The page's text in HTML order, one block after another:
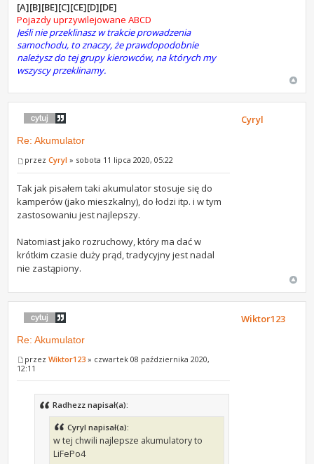
[A][B][BE][C][CE][D][DE]
Pojazdy uprzywilejowane ABCD
Jeśli nie przeklinasz w trakcie prowadzenia
samochodu, to znaczy, że prawdopodobnie
należysz do tej grupy kierowców, na których my
wszyscy przeklinamy.
Re: Akumulator
przezCyryl » sobota 11 lipca 2020, 05:22
Tak jak pisałem taki akumulator stosuje się do
kamperów (jako mieszkalny), do łodzi itp. i w tym
zastosowaniu jest najlepszy.
Natomiast jako rozruchowy, który ma dać w
krótkim czasie duży prąd, tradycyjny jest nadal
nie zastąpiony.
Cyryl
Re: Akumulator
przezWiktor123 » czwartek 08 października 2020,
12:11
Radhezz napisał(a):
Cyryl napisał(a):
w tej chwili najlepsze akumulatory to
LiFePo4
Wiktor123